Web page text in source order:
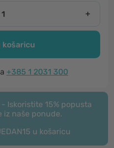
+
košaricu
+385 1 2031 300
- Iskoristite 15% popusta
iz naše ponude.
u košaricu